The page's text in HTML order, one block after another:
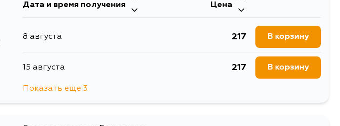
Дата и время получения Цена
8 августа 217 В корзину
15 августа 217 В корзину
Показать еще 3